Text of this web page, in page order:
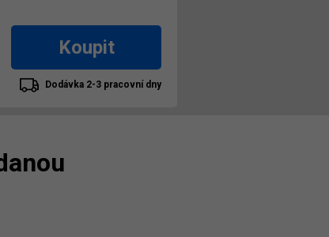
Koupit
Dodávka 2-3 pracovní dny